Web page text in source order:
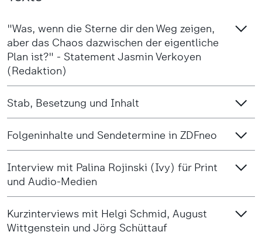
"Was, wenn die Sterne dir den Weg zeigen,
aber das Chaos dazwischen der eigentliche
Plan ist?" - Statement Jasmin Verkoyen
(Redaktion)
Stab, Besetzung und Inhalt
Folgeninhalte und Sendetermine in ZDFneo
Interview mit Palina Rojinski (Ivy) für Print
und Audio-Medien
Kurzinterviews mit Helgi Schmid, August
Wittgenstein und Jörg Schüttauf